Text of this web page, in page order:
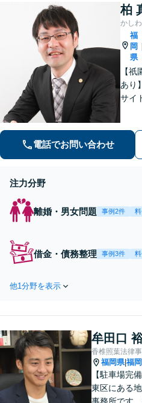
柏
かし
福
岡
県
【
あり
サイ
詐
分
電話でお問い合わせ
注力分野
離婚・男女問題 事例2件
借金・債務整理 事例3件
他1分野を表示
牟田口
香椎照葉法律
福岡県|福
【駐車場完
東区にある
事務所です